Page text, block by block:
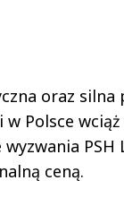
oraz silna
Polsce
ceną.